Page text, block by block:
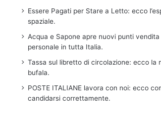
Essere Pagati per Stare a Letto: ecco
spaziale.
Acqua e Sapone apre nuovi punti
personale in tutta Italia.
Tassa sul libretto di circolazione: ecco la
bufala.
POSTE ITALIANE lavora con noi: ecco
candidarsi correttamente.